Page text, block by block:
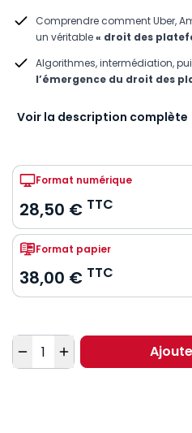
Comprendre comment Uber,
un véritable« droit des
Algorithmes, intermédiation,
l’émergence du droit des
Voir la description complète
Format numérique
28,50 € TTC
Format papier
38,00 € TTC
Quantité